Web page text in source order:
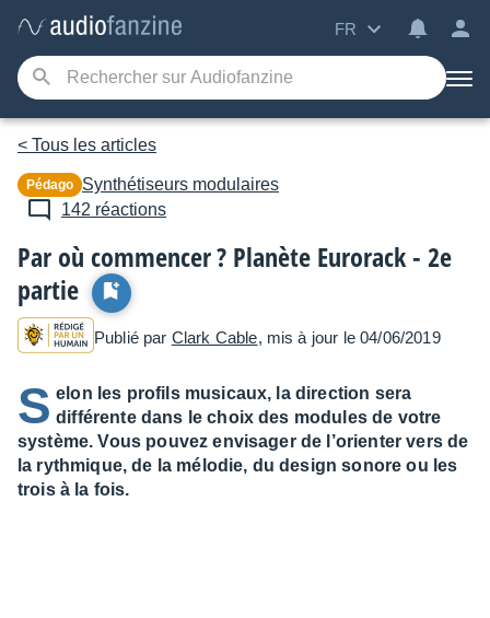
FR
< Tous les articles
Pédago
Synthétiseurs modulaires
142 réactions
Par où commencer ? Planète Eurorack - 2e
partie
Publié par Clark Cable, mis à jour le 04/06/2019
S elon les profils musicaux, la direction sera
différente dans le choix des modules de votre
système. Vous pouvez envisager de l’orienter vers de
la rythmique, de la mélodie, du design sonore ou les
trois à la fois.